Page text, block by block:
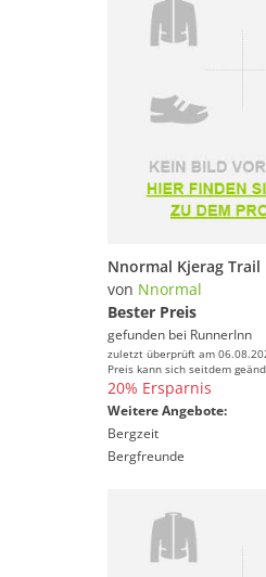
von Nnormal
Bester Preis
gefunden bei RunnerInn
zuletzt überprüft am
Preis kann sich seitdem
20% Ersparnis
Weitere Angebote:
Bergzeit
Bergfreunde